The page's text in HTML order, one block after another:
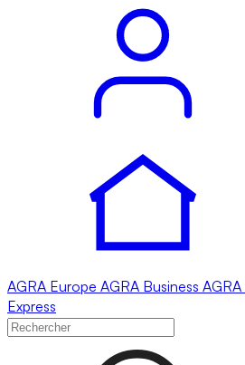
AGRA Europe AGRA Business AGRA
Express